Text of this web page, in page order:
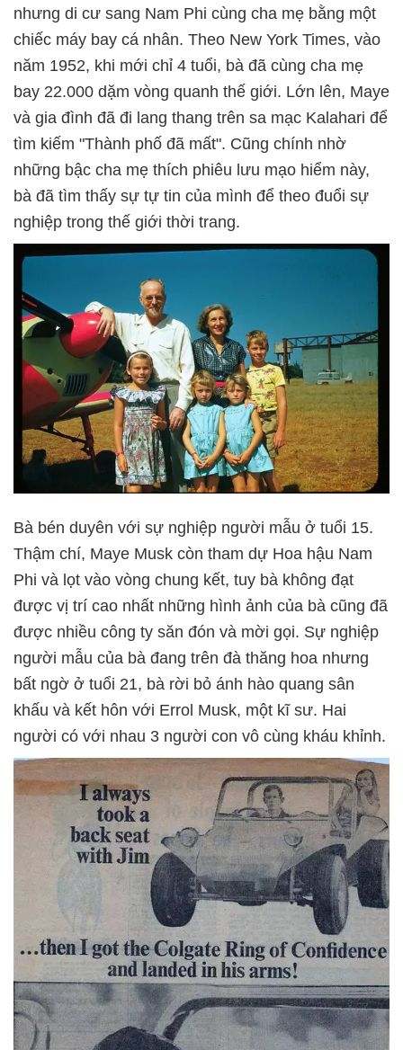
nhưng di cư sang Nam Phi cùng cha mẹ bằng một
chiếc máy bay cá nhân. Theo New York Times, vào
năm 1952, khi mới chỉ 4 tuổi, bà đã cùng cha mẹ
bay 22.000 dặm vòng quanh thế giới. Lớn lên, Maye
và gia đình đã đi lang thang trên sa mạc Kalahari để
tìm kiếm "Thành phố đã mất". Cũng chính nhờ
những bậc cha mẹ thích phiêu lưu mạo hiểm này,
bà đã tìm thấy sự tự tin của mình để theo đuổi sự
nghiệp trong thế giới thời trang.
Bà bén duyên với sự nghiệp người mẫu ở tuổi 15.
Thậm chí, Maye Musk còn tham dự Hoa hậu Nam
Phi và lọt vào vòng chung kết, tuy bà không đạt
được vị trí cao nhất những hình ảnh của bà cũng đã
được nhiều công ty săn đón và mời gọi. Sự nghiệp
người mẫu của bà đang trên đà thăng hoa nhưng
bất ngờ ở tuổi 21, bà rời bỏ ánh hào quang sân
khấu và kết hôn với Errol Musk, một kĩ sư. Hai
người có với nhau 3 người con vô cùng kháu khỉnh.